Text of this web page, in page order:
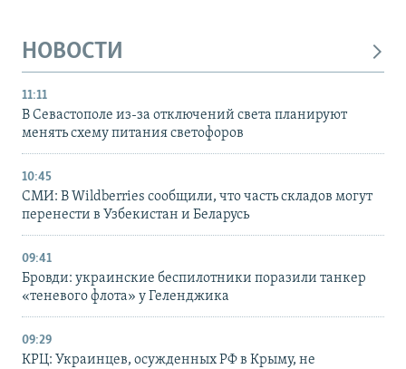
НОВОСТИ
11:11
В Севастополе из-за отключений света планируют
менять схему питания светофоров
10:45
СМИ: В Wildberries сообщили, что часть складов могут
перенести в Узбекистан и Беларусь
09:41
Бровди: украинские беспилотники поразили танкер
«теневого флота» у Геленджика
09:29
КРЦ: Украинцев, осужденных РФ в Крыму, не